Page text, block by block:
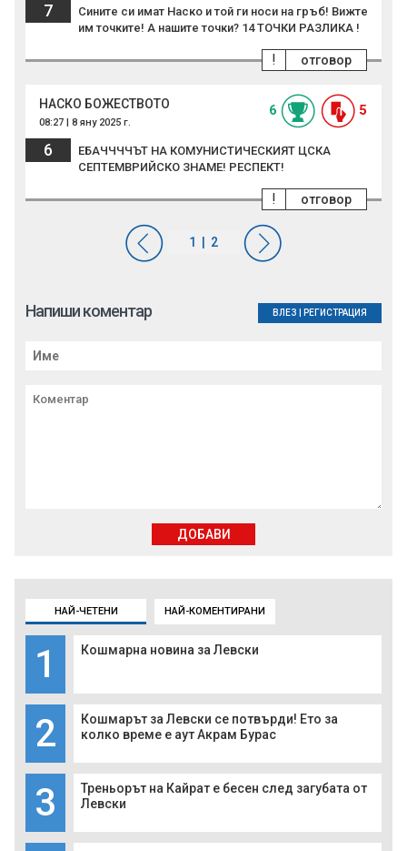
НАЙ-ЧЕТЕНИ НАЙ-КОМЕНТИРАНИ
1 Кошмарна новина за Левски
2
Кошмарът за Левски се потвърди! Ето за
колко време е аут Акрам Бурас
3
Треньорът на Кайрат е бесен след загубата от
Левски
7
Сините си имат Наско и той ги носи на гръб! Вижте
им точките! А нашите точки? 14 ТОЧКИ РАЗЛИКА !
отговор
!
НАСКО БОЖЕСТВОТО
08:27 | 8 яну 2025 г.
6 5
6
ЕБАЧЧЧЧЪТ НА КОМУНИСТИЧЕСКИЯТ ЦСКА
СЕПТЕМВРИЙСКО ЗНАМЕ! РЕСПЕКТ!
отговор
!
Напиши коментар ВЛЕЗ РЕГИСТРАЦИЯ
ДОБАВИ